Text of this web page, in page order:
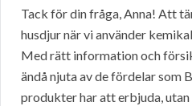
Tack för din fråga, Anna! Att
husdjur när vi använder
Med rätt information och
ändå njuta av de fördelar som
produkter har att erbjuda,